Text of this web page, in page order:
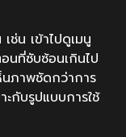
ช่น เข้าไปดูเมนู
ที่ซับซ้อนเกินไป
นภาพชัดกว่าการ
ะกับรูปแบบการใช้